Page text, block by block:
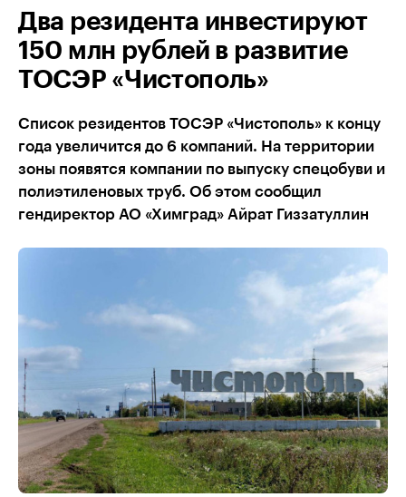
Два резидента инвестируют
150 млн рублей в развитие
ТОСЭР «Чистополь»
Список резидентов ТОСЭР «Чистополь» к концу
года увеличится до 6 компаний. На территории
зоны появятся компании по выпуску спецобуви и
полиэтиленовых труб. Об этом сообщил
гендиректор АО «Химград» Айрат Гиззатуллин